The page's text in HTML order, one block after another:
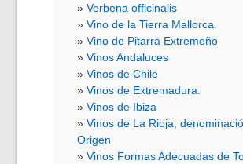
Verbena officinalis
Vino de la Tierra Mallorca.
Vino de Pitarra Extremeño
Vinos Andaluces
Vinos de Chile
Vinos de Extremadura.
Vinos de Ibiza
Vinos de La Rioja,
Origen
Vinos Formas Adecuadas de